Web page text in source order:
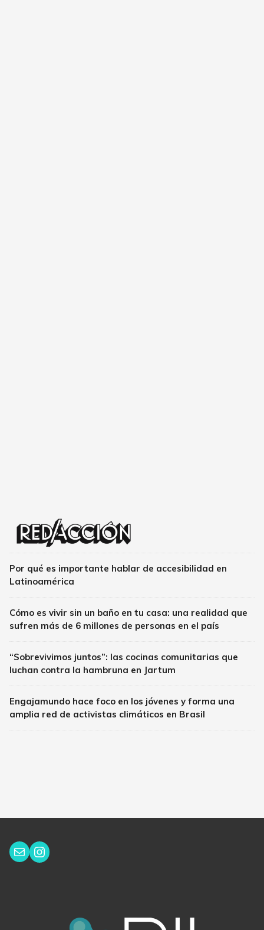
Por qué es importante hablar de accesibilidad en
Latinoamérica
Cómo es vivir sin un baño en tu casa: una realidad que
sufren más de 6 millones de personas en el país
“Sobrevivimos juntos”: las cocinas comunitarias que
luchan contra la hambruna en Jartum
Engajamundo hace foco en los jóvenes y forma una
amplia red de activistas climáticos en Brasil
Correo electrónico
Instagram